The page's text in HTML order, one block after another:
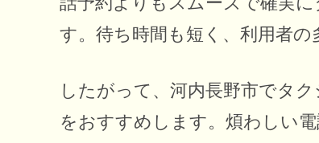
す。待ち時間も短く、利用者
したがって、河内長野市でタ
をおすすめします。煩わしい